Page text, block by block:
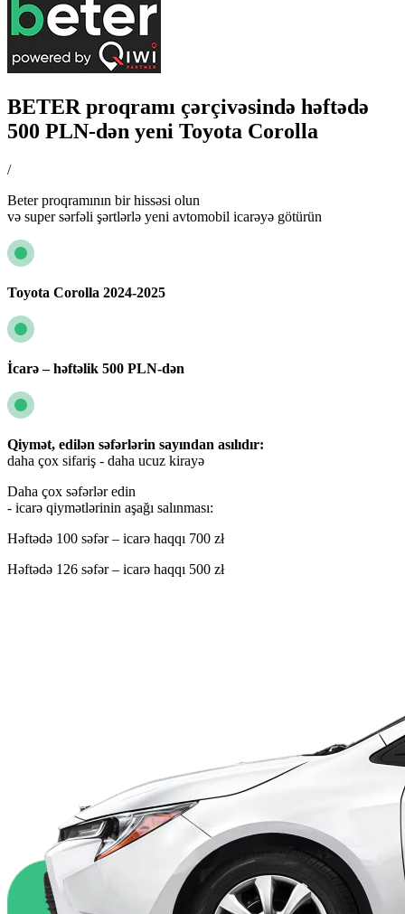
BETER proqramı çərçivəsində həftədə
500 PLN-dən yeni Toyota Corolla
/
Beter proqramının bir hissəsi olun
və super sərfəli şərtlərlə yeni avtomobil icarəyə götürün
Toyota Corolla 2024-2025
İcarə – həftəlik 500 PLN-dən
Qiymət, edilən səfərlərin sayından asılıdır:
daha çox sifariş - daha ucuz kirayə
Daha çox səfərlər edin
- icarə qiymətlərinin aşağı salınması:
Həftədə 100 səfər – icarə haqqı 700 zł
Həftədə 126 səfər – icarə haqqı 500 zł